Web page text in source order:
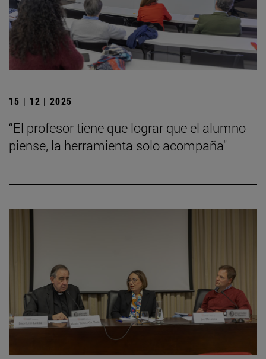
15 | 12 | 2025
“El profesor tiene que lograr que el alumno
piense, la herramienta solo acompaña"